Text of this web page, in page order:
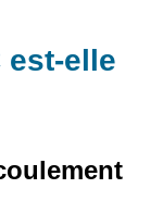
est-elle